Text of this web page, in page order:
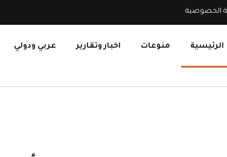
الخصوصية
الرئيسية منوعات اخبار وتقارير عربي ودولي